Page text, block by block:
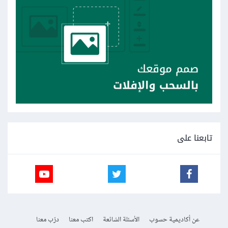
تابعنا على
عن أكاديمية حسوب الأسئلة الشائعة اكتب معنا
درّب معنا